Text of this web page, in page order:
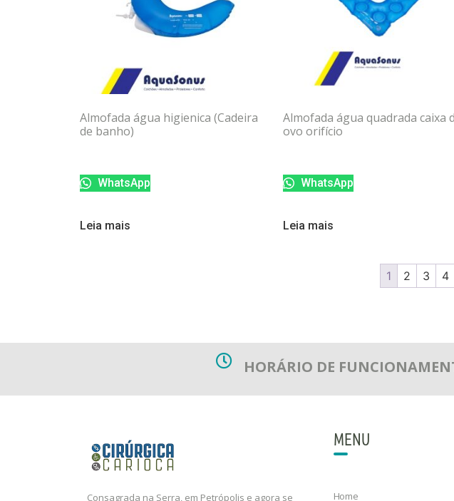
Almofada água higienica (Cadeira
de banho)
WhatsApp
Leia mais
Almofada água quadrada caixa
ovo orifício
WhatsApp
Leia mais
1 2 3 4
HORÁRIO DE
Consagrada na Serra, em Petrópolis e agora se
MENU
Home